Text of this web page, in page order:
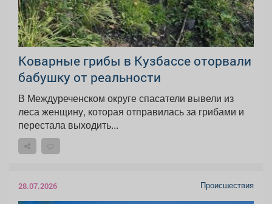
Коварные грибы в Кузбассе оторвали
бабушку от реальности
В Междуреченском округе спасатели вывели из
леса женщину, которая отправилась за грибами и
перестала выходить...
28.07.2026 Происшествия